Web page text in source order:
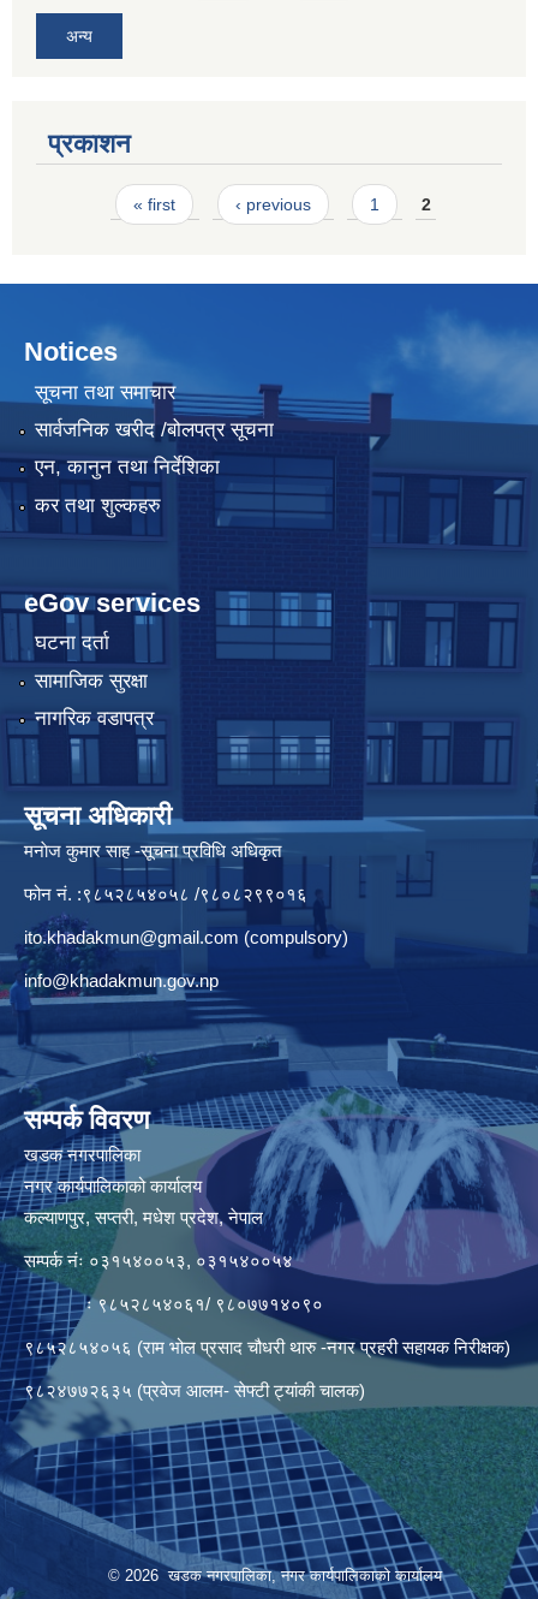
अन्य
प्रकाशन
Pages« first ‹ previous 1 2
Notices
सूचना तथा समाचार
सार्वजनिक खरीद /बोलपत्र सूचना
एन, कानुन तथा निर्देशिका
कर तथा शुल्कहरु
eGov services
घटना दर्ता
सामाजिक सुरक्षा
नागरिक वडापत्र
सूचना अधिकारी
मनाेज कुमार साह -सूचना प्रविधि अधिकृत
फोन नं. :९८५२८५४०५८ /९८०८२९९०१६
ito.khadakmun@gmail.com (compulsory)
info@khadakmun.gov.np
सम्पर्क विवरण
खडक नगरपालिका
नगर कार्यपालिकाको कार्यालय
कल्याणपुर, सप्तरी, मधेश प्रदेश, नेपाल
सम्पर्क नंः ०३१५४००५३, ०३१५४००५४
ः ९८५२८५४०६१/ ९८०७७१४०९०
९८५२८५४०५६ (राम भोल प्रसाद चौधरी थारु -नगर प्रहरी सहायक निरीक्षक)
९८२४७७२६३५ (प्रवेज आलम- सेफ्टी ट्यांकी चालक)
© 2026 खडक नगरपालिका, नगर कार्यपालिकाकाे कार्यालय